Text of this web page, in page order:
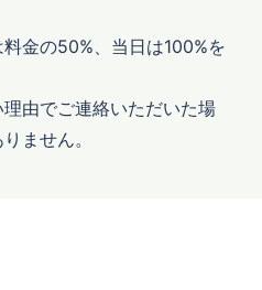
金の50%、当日は100%を
由でご連絡いただいた場
ません。